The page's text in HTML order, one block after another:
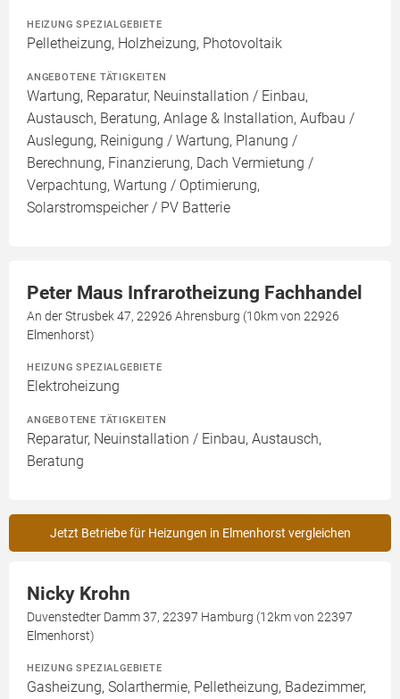
HEIZUNG SPEZIALGEBIETE
Pelletheizung, Holzheizung, Photovoltaik
ANGEBOTENE TÄTIGKEITEN
Wartung, Reparatur, Neuinstallation / Einbau,
Austausch, Beratung, Anlage & Installation, Aufbau /
Auslegung, Reinigung / Wartung, Planung /
Berechnung, Finanzierung, Dach Vermietung /
Verpachtung, Wartung / Optimierung,
Solarstromspeicher / PV Batterie
Peter Maus Infrarotheizung Fachhandel
An der Strusbek 47, 22926 Ahrensburg (10km von 22926
Elmenhorst)
HEIZUNG SPEZIALGEBIETE
Elektroheizung
ANGEBOTENE TÄTIGKEITEN
Reparatur, Neuinstallation / Einbau, Austausch,
Beratung
Jetzt Betriebe für Heizungen in Elmenhorst vergleichen
Nicky Krohn
Duvenstedter Damm 37, 22397 Hamburg (12km von 22397
Elmenhorst)
HEIZUNG SPEZIALGEBIETE
Gasheizung, Solarthermie, Pelletheizung, Badezimmer,